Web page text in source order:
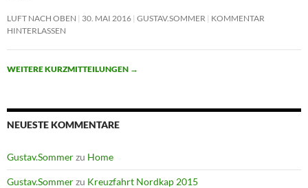
LUFT NACH OBEN 30. MAI 2016 GUSTAV.SOMMER
KOMMENTAR
HINTERLASSEN
WEITERE KURZMITTEILUNGEN →
NEUESTE KOMMENTARE
Gustav.Sommerzu Home
Gustav.Sommerzu Kreuzfahrt Nordkap 2015